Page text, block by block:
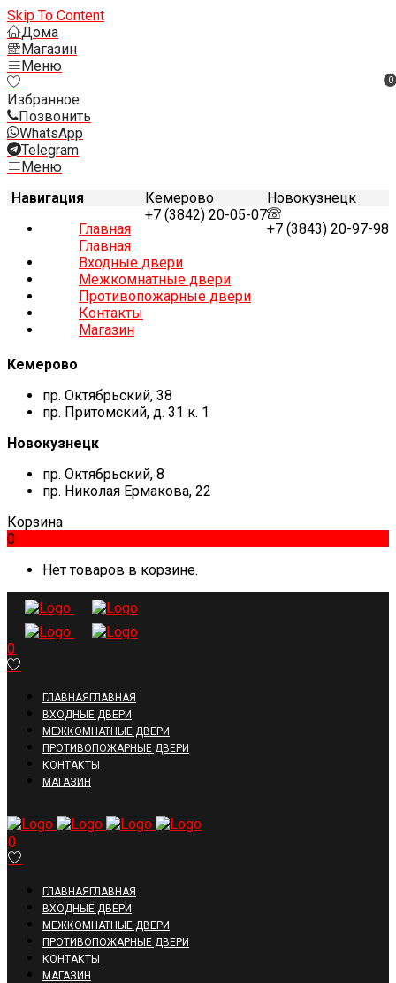
Skip To Content
Дома
Магазин
Меню
0
Избранное
Позвонить
WhatsApp
Telegram
Меню
Новокузнецк
+7 (3843) 20-97-98
Кемерово
+7 (3842) 20-05-07
Навигация
Главная
Главная
Входные двери
Межкомнатные двери
Противопожарные двери
Контакты
Магазин
Кемерово
пр. Октябрьский, 38
пр. Притомский, д. 31 к. 1
Новокузнецк
пр. Октябрьский, 8
пр. Николая Ермакова, 22
Корзина
0
Нет товаров в корзине.
0
ГЛАВНАЯ ГЛАВНАЯ
ВХОДНЫЕ ДВЕРИ
МЕЖКОМНАТНЫЕ ДВЕРИ
ПРОТИВОПОЖАРНЫЕ ДВЕРИ
КОНТАКТЫ
МАГАЗИН
0
ГЛАВНАЯ ГЛАВНАЯ
ВХОДНЫЕ ДВЕРИ
МЕЖКОМНАТНЫЕ ДВЕРИ
ПРОТИВОПОЖАРНЫЕ ДВЕРИ
КОНТАКТЫ
МАГАЗИН